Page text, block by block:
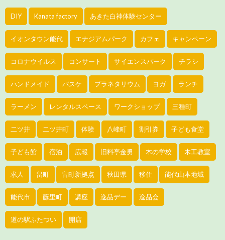
DIY Kanata factory あきた白神体験センター
イオンタウン能代 エナジアムパーク カフェ キャンペーン
コロナウイルス コンサート サイエンスパーク チラシ
ハンドメイド バスケ プラネタリウム ヨガ ランチ
ラーメン レンタルスペース ワークショップ 三種町
二ツ井 二ツ井町 体験 八峰町 割引券 子ども食堂
子ども館 宿泊 広報 旧料亭金勇 木の学校 木工教室
求人 畠町 畠町新拠点 秋田県 移住 能代山本地域
能代市 藤里町 講座 逸品デー 逸品会
道の駅ふたつい 開店